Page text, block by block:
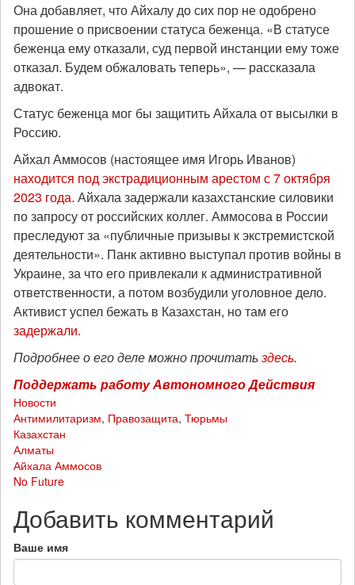
Она добавляет, что Айхалу до сих пор не одобрено
прошение о присвоении статуса беженца. «В статусе
беженца ему отказали, суд первой инстанции ему тоже
отказал. Будем обжаловать теперь», — рассказала
адвокат.
Статус беженца мог бы защитить Айхала от высылки в
Россию.
Айхал Аммосов (настоящее имя Игорь Иванов)
находится под экстрадиционным арестом с 7 октября
2023 года. Айхала задержали казахстанские силовики
по запросу от российских коллег. Аммосова в России
преследуют за «публичные призывы к экстремистской
деятельности». Панк активно выступал против войны в
Украине, за что его привлекали к административной
ответственности, а потом возбудили уголовное дело.
Активист успел бежать в Казахстан, но там его
задержали.
Подробнее о его деле можно прочитатьздесь.
Поддержать работу Автономного Действия
Новости
Антимилитаризм, Правозащита, Тюрьмы
Казахстан
Алматы
Айхала Аммосов
No Future
Добавить комментарий
Ваше имя